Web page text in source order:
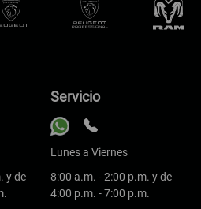
y de
Servicio
Lunes a Viernes
8:00 a.m. - 2:00 p.m. y de
4:00 p.m. - 7:00 p.m.